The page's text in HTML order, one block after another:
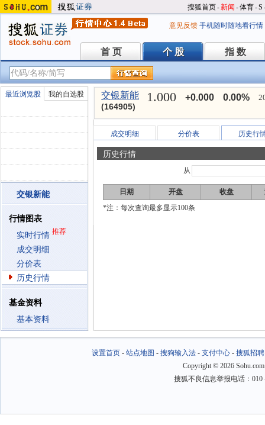
搜狐首页-新闻 -体育-S
意见反馈 手机随时随地看行情
首 页
首 页 个 股
个 股 指 数
指 数
最近浏览股 我的自选股
交银新能
行情图表
实时行情 推荐
成交明细
分价表
历史行情
基金资料
基本资料
交银新能
(164905)
1.000 +0.000 0.00%
成交明细 分价表 历史行
历史行情
从
日期 开盘 收盘
*注：每次查询最多显示100条
设置首页- 站点地图 - 搜狗输入法- 支付中心- 搜狐招聘
Copyright © 2026
搜狐不良信息举报电话：010